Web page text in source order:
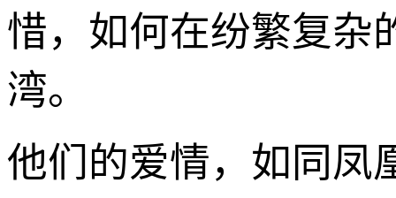
惜，如何在纷繁复杂
湾。
他们的爱情，如同凤